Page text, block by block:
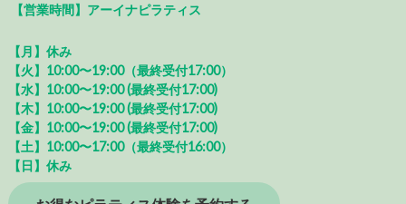
【営業時間】アーイナピラティス
【月】休み
【火】10:00〜19:00（最終受付17:00）
【水】10:00〜19:00 (最終受付17:00)
【木】10:00〜19:00 (最終受付17:00)
【金】10:00〜19:00 (最終受付17:00)
【土】10:00〜17:00（最終受付16:00）
【日】休み